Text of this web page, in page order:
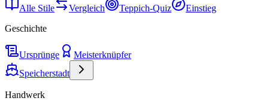
Alle Stile Vergleich Teppich-Quiz
Einstieg
Geschichte
Ursprünge
Meisterknüpfer
Speicherstadt
Handwerk